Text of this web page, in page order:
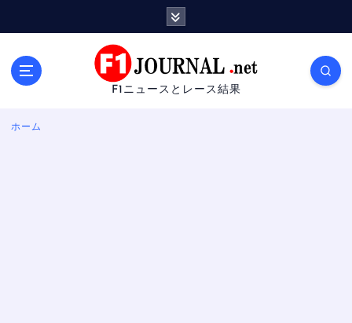
F1ニュースとレース結果
ホーム